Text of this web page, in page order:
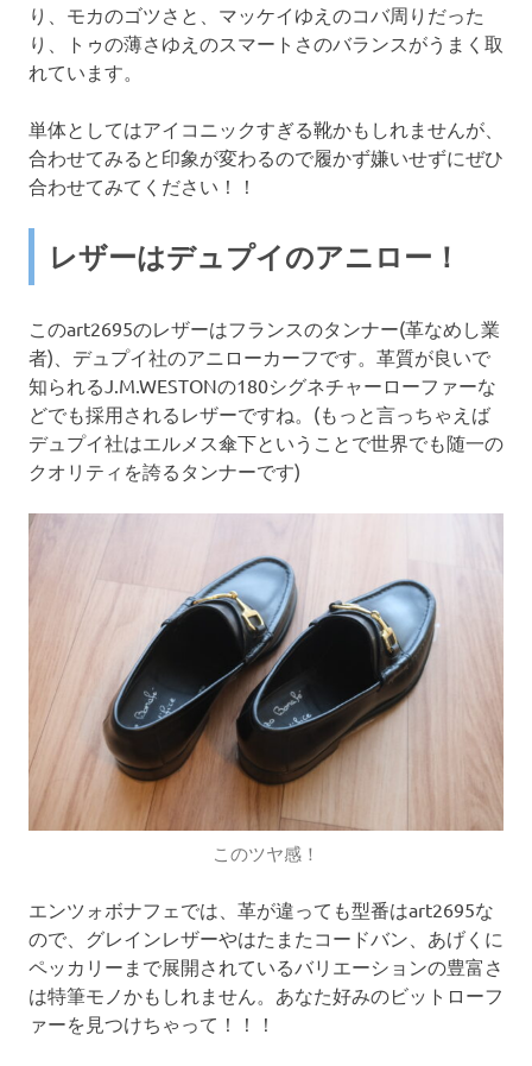
り、モカのゴツさと、マッケイゆえのコバ周りだった
り、トゥの薄さゆえのスマートさのバランスがうまく取
れています。
単体としてはアイコニックすぎる靴かもしれませんが、
合わせてみると印象が変わるので履かず嫌いせずにぜひ
合わせてみてください！！
レザーはデュプイのアニロー！
このart2695のレザーはフランスのタンナー(革なめし業
者)、デュプイ社のアニローカーフです。革質が良いで
知られるJ.M.WESTONの180シグネチャーローファーな
どでも採用されるレザーですね。(もっと言っちゃえば
デュプイ社はエルメス傘下ということで世界でも随一の
クオリティを誇るタンナーです)
このツヤ感！
エンツォボナフェでは、革が違っても型番はart2695な
ので、グレインレザーやはたまたコードバン、あげくに
ペッカリーまで展開されているバリエーションの豊富さ
は特筆モノかもしれません。あなた好みのビットローフ
ァーを見つけちゃって！！！